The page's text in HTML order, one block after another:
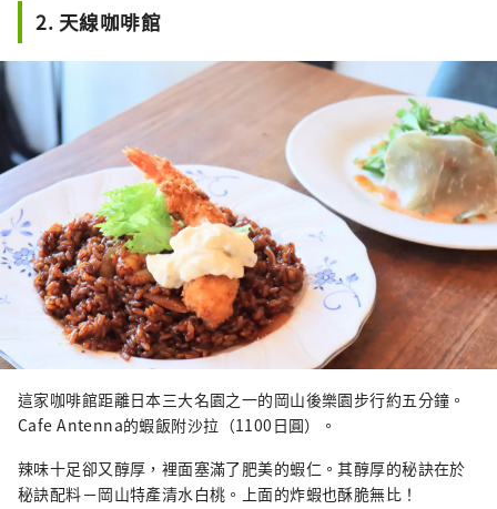
2. 天線咖啡館
這家咖啡館距離日本三大名園之一的岡山後樂園步行約五分鐘。
Cafe Antenna的蝦飯附沙拉（1100日圓）。
辣味十足卻又醇厚，裡面塞滿了肥美的蝦仁。其醇厚的秘訣在於
秘訣配料－岡山特產清水白桃。上面的炸蝦也酥脆無比！